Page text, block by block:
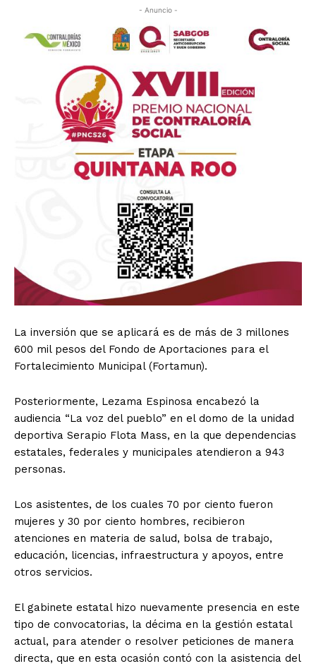
- Anuncio -
La inversión que se aplicará es de más de 3 millones
600 mil pesos del Fondo de Aportaciones para el
Fortalecimiento Municipal (Fortamun).
Posteriormente, Lezama Espinosa encabezó la
audiencia “La voz del pueblo” en el domo de la unidad
deportiva Serapio Flota Mass, en la que dependencias
estatales, federales y municipales atendieron a 943
personas.
Los asistentes, de los cuales 70 por ciento fueron
mujeres y 30 por ciento hombres, recibieron
atenciones en materia de salud, bolsa de trabajo,
educación, licencias, infraestructura y apoyos, entre
otros servicios.
El gabinete estatal hizo nuevamente presencia en este
tipo de convocatorias, la décima en la gestión estatal
actual, para atender o resolver peticiones de manera
directa, que en esta ocasión contó con la asistencia del